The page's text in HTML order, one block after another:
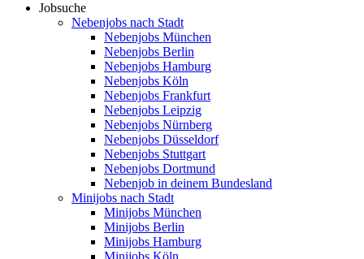
Jobsuche
Nebenjobs nach Stadt
Nebenjobs München
Nebenjobs Berlin
Nebenjobs Hamburg
Nebenjobs Köln
Nebenjobs Frankfurt
Nebenjobs Leipzig
Nebenjobs Nürnberg
Nebenjobs Düsseldorf
Nebenjobs Stuttgart
Nebenjobs Dortmund
Nebenjob in deinem Bundesland
Minijobs nach Stadt
Minijobs München
Minijobs Berlin
Minijobs Hamburg
Minijobs Köln